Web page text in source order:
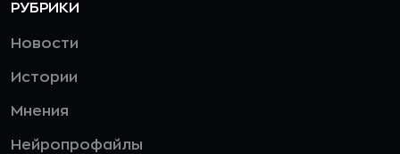
РУБРИКИ
Новости
Истории
Мнения
Нейропрофайлы